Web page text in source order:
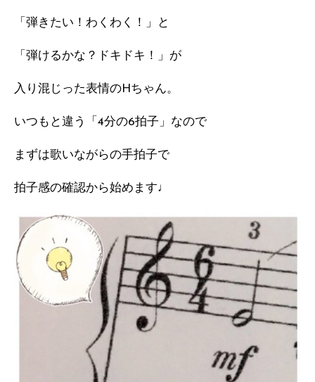
「弾きたい！わくわく！」と
「弾けるかな？ドキドキ！」が
入り混じった表情のHちゃん。
いつもと違う「4分の6拍子」なので
まずは歌いながらの手拍子で
拍子感の確認から始めます♩